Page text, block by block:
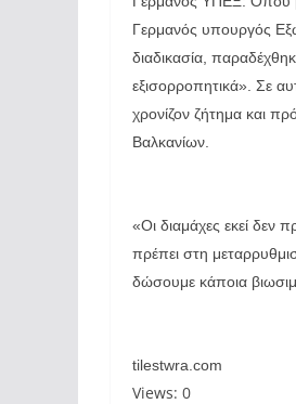
Γερμανός υπουργός
διαδικασία,
εξισορροπητικά». Σε
χρονίζον ζήτημα και
Βαλκανίων.
«Οι διαμάχες εκεί δεν
πρέπει στη
δώσουμε κάποια
tilestwra.com
Views: 0